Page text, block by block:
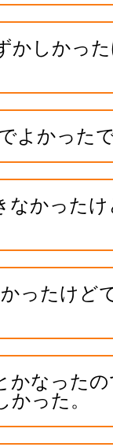
かしかっ
よかったで
かったけ
ったけど
なったの
った。